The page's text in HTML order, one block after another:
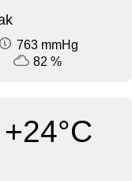
763 mmHg
82 %
+24°C